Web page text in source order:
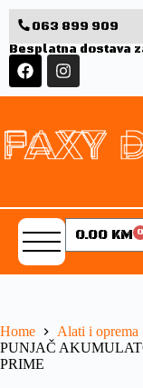
063 899 909
Besplatna dostava
0.00 KM 0
Home
Alati i oprema
PUNJAČ
PRIME